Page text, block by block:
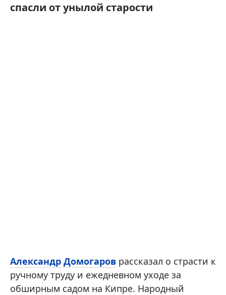
спасли от унылой старости
Александр Домогаров рассказал о страсти к
ручному труду и ежедневном уходе за
обширным садом на Кипре. Народный